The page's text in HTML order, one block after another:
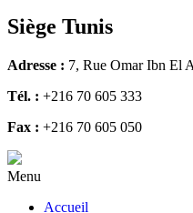
Siège Tunis
Adresse : 7, Rue Omar Ibn El
Tél. : +216 70 605 333
Fax : +216 70 605 050
Menu
Accueil